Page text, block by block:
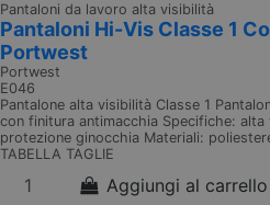
Pantaloni da lavoro alta visibilità
Pantaloni Hi-Vis Classe 1
Portwest
Portwest
E046
Pantalone alta visibilità Classe 1
con finitura antimacchia Specifiche:
protezione ginocchia Materiali:
TABELLA TAGLIE
Aggiungi al carrello